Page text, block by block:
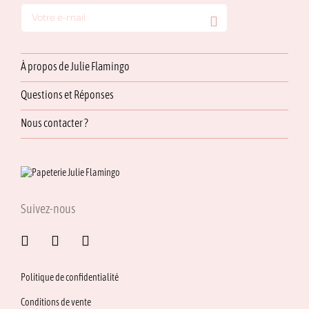
À propos de Julie Flamingo
Questions et Réponses
Nous contacter ?
Suivez-nous
Politique de confidentialité
Conditions de vente